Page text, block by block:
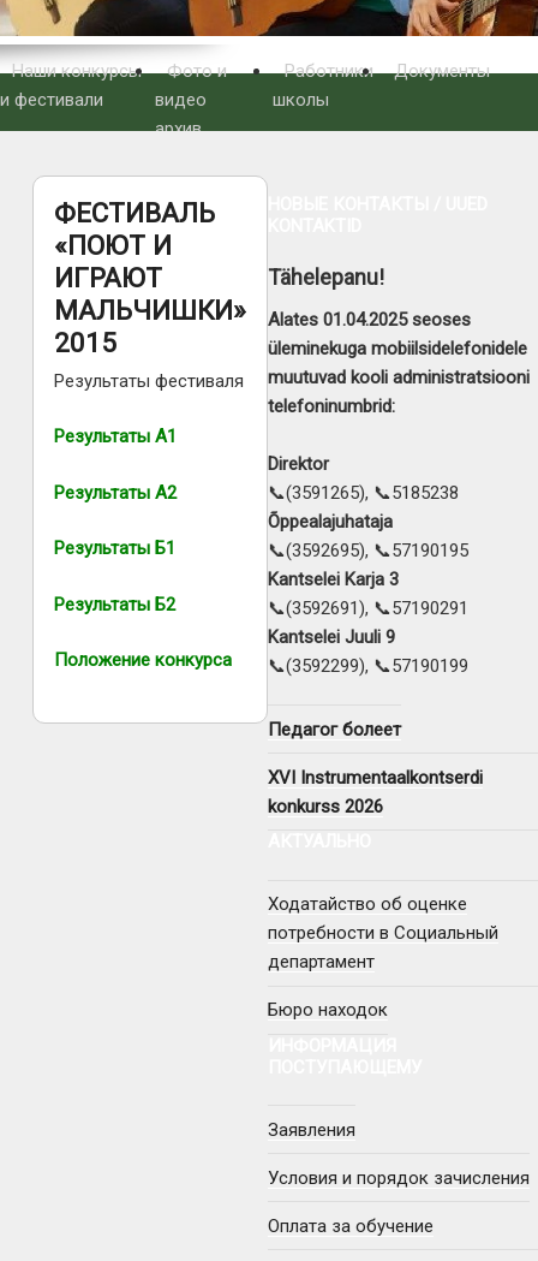
Наши конкурсы
и фестивали
Фото и
видео
архив
Работники
школы
Документы
ФЕСТИВАЛЬ
«ПОЮТ И
ИГРАЮТ
МАЛЬЧИШКИ»
2015
Результаты фестиваля
Результаты А1
Результаты А2
Результаты Б1
Результаты Б2
Положение конкурса
Tähelepanu!
Alates 01.04.2025 seoses
üleminekuga mobiilsidelefonidele
muutuvad kooli administratsiooni
telefoninumbrid:
Direktor
📞(3591265), 📞5185238
Õppealajuhataja
📞(3592695), 📞57190195
Kantselei Karja 3
📞(3592691), 📞57190291
Kantselei Juuli 9
📞(3592299), 📞57190199
Педагог болеет
XVI Instrumentaalkontserdi
konkurss 2026
Ходатайство об оценке
потребности в Социальный
департамент
Бюро находок
Заявления
Условия и порядок зачисления
Оплата за обучение